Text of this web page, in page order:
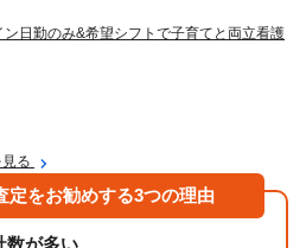
日勤のみ&希望シフトで子育てと両立看護
る
定をお勧めする3つの理由